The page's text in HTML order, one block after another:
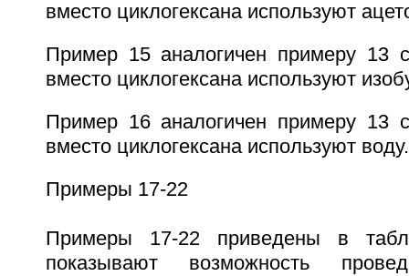
вместо циклогексана используют
Пример 15 аналогичен примеру 13
вместо циклогексана используют
Пример 16 аналогичен примеру 13
вместо циклогексана используют воду.
Примеры 17-22
Примеры 17-22 приведены в
показывают возможность